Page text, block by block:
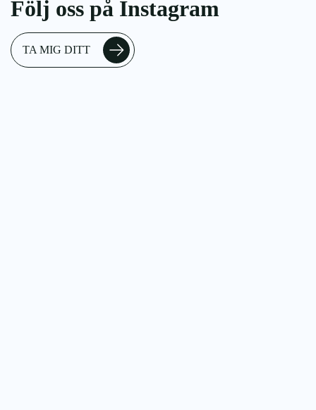
Följ oss på Instagram
TA MIG DITT